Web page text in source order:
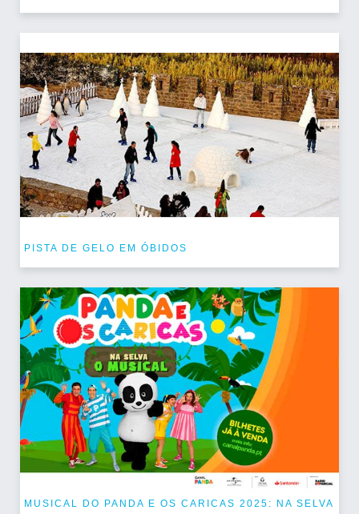
PISTA DE GELO EM ÓBIDOS
MUSICAL DO PANDA E OS CARICAS 2025: NA SELVA